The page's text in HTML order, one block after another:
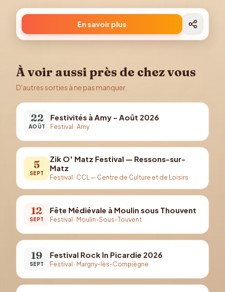
En savoir plus
À voir aussi près de chez vous
D'autres sorties à ne pas manquer.
22
AOÛT
Festivités à Amy – Août 2026
Festival · Amy
5
SEPT
Zik O' Matz Festival — Ressons-sur-
Matz
Festival · CCL — Centre de Culture et de Loisirs
12
SEPT
Fête Médiévale à Moulin sous Thouvent
Festival · Moulin-Sous-Touvent
19
SEPT
Festival Rock In Picardie 2026
Festival · Margny-lès-Compiègne